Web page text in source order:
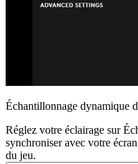
Échantillonnage dynamique
Réglez votre éclairage sur
synchroniser avec votre
du jeu.